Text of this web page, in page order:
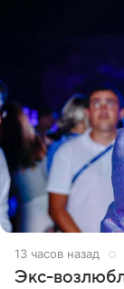
13 часов назад
Экс-